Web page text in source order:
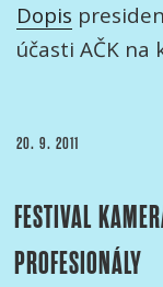
Dopis
účasti AČK na
PUBLIKOVÁNO
20. 9. 2011
FESTIVAL
PROFESIONÁLY